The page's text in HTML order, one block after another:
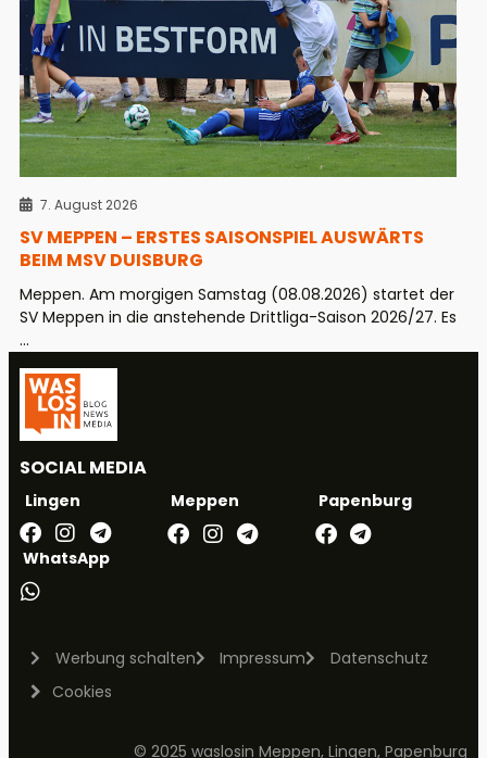
7. August 2026
SV MEPPEN – ERSTES SAISONSPIEL AUSWÄRTS
BEIM MSV DUISBURG
Meppen. Am morgigen Samstag (08.08.2026) startet der
SV Meppen in die anstehende Drittliga-Saison 2026/27. Es
...
SOCIAL MEDIA
Lingen Meppen Papenburg
WhatsApp
Werbung schalten Impressum
Datenschutz
Cookies
© 2025 waslosin Meppen, Lingen, Papenburg